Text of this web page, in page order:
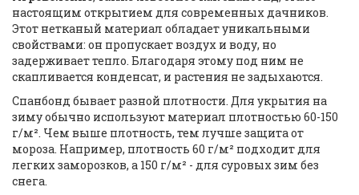
настоящим открытием для современных дачников.
Этот нетканый материал обладает уникальными
свойствами: он пропускает воздух и воду, но
задерживает тепло. Благодаря этому под ним не
скапливается конденсат, и растения не задыхаются.
Спанбонд бывает разной плотности. Для укрытия на
зиму обычно используют материал плотностью 60-150
г/м². Чем выше плотность, тем лучше защита от
мороза. Например, плотность 60 г/м² подходит для
легких заморозков, а 150 г/м² - для суровых зим без
снега.